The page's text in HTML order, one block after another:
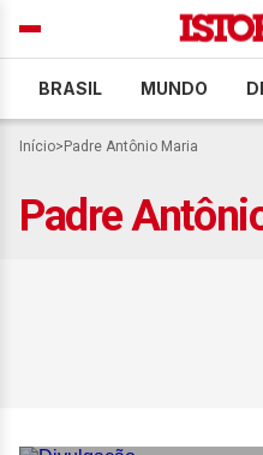
BRASIL MUNDO
Início> Padre Antônio Maria
Padre